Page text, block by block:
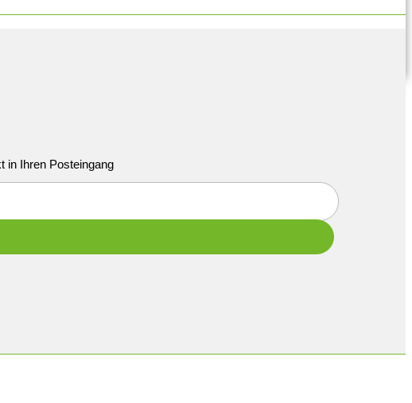
in Ihren Posteingang